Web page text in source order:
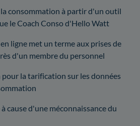
consommation à partir d'un outil
le Coach Conso d'Hello Watt
ligne met un terme aux prises de
d'un membre du personnel
pour la tarification sur les données
cause d'une méconnaissance du